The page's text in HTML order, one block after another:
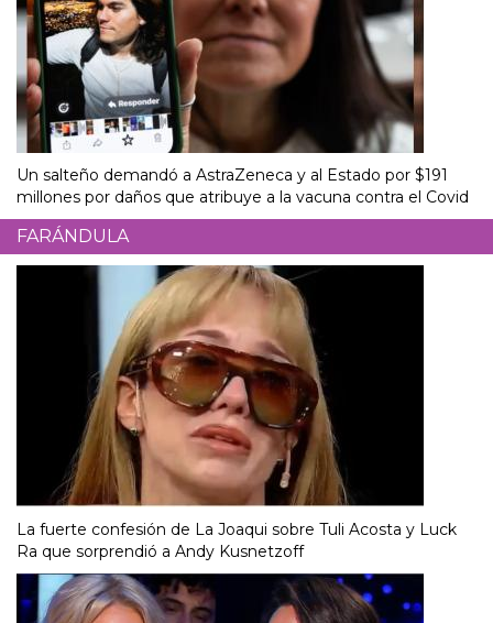
Un salteño demandó a AstraZeneca y al Estado por $191
millones por daños que atribuye a la vacuna contra el Covid
FARÁNDULA
La fuerte confesión de La Joaqui sobre Tuli Acosta y Luck
Ra que sorprendió a Andy Kusnetzoff